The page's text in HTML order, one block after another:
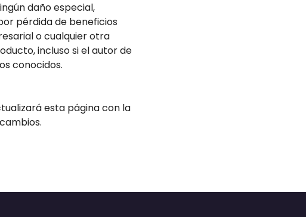
daño especial,
pérdida de beneficios
o cualquier otra
incluso si el autor de
conocidos.
esta página con la